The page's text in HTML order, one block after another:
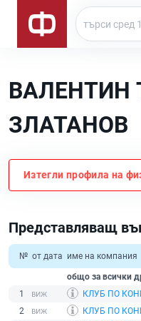
ВАЛЕНТИН
ЗЛАТАНОВ
Изтегли профила на
Представляващ
№ от дата име на компания
общо за всички
1
КЛУБ ПО
2
КЛУБ ПО